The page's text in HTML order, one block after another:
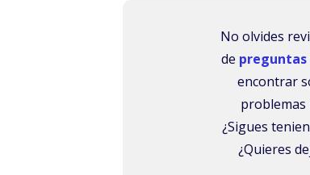
No olvides
de
encontrar
problemas
¿Sigues
¿Quieres